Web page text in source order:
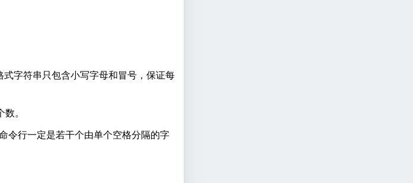
式字符串只包含小写字母和冒号，保证每
。
令行一定是若干个由单个空格分隔的字